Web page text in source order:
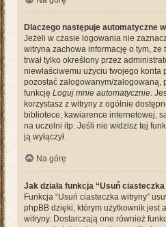
Dlaczego następuje automatyczne
Jeżeli w czasie logowania nie
witryna zachowa informację o tym,
trwał tylko określony przez
niewłaściwemu użyciu twojego konta
pozostać zalogowanym/zalogowaną,
funkcję Loguj mnie automatycznie.
korzystasz z witryny z ogólnie
bibliotece, kawiarence internetowej,
na uczelni itp. Jeśli nie widzisz tej
ją wyłączył.
Na górę
Jak działa funkcja “Usuń
Funkcja “Usuń ciasteczka witryny”
phpBB dzięki, którym użytkownik jest
witryny. Dostarczają one również